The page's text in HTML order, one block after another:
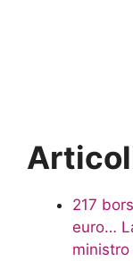
217
euro…